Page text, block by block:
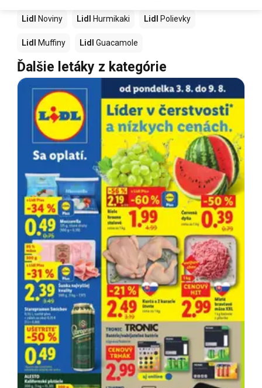
Lidl Noviny Lidl Hurmikaki Lidl Polievky
Lidl Muffiny Lidl Guacamole
Ďalšie letáky z kategórie